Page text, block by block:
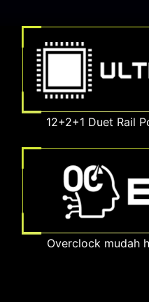
12+2+1 Duet Rail
Overclock mudah